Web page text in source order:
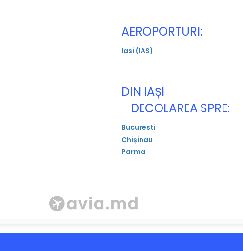
AEROPORTURI:
Iasi (IAS)
DIN IAȘI
- DECOLAREA SPRE:
Bucuresti
Chișinau
Parma